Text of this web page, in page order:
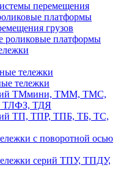
перемещения
платформы
грузов
роликовые платформы
тележки
тележки
ТМмини, ТММ, ТМС,
ТДЯ
ТП, ТПР, ТПБ, ТБ, ТС,
с поворотной осью
серий ТПУ, ТПДУ,